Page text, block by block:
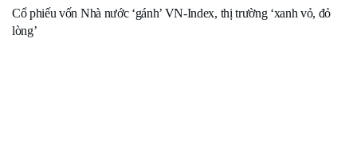
Cổ phiếu vốn Nhà nước ‘gánh’ VN-Index, thị trường ‘xanh vỏ, đỏ
lòng’